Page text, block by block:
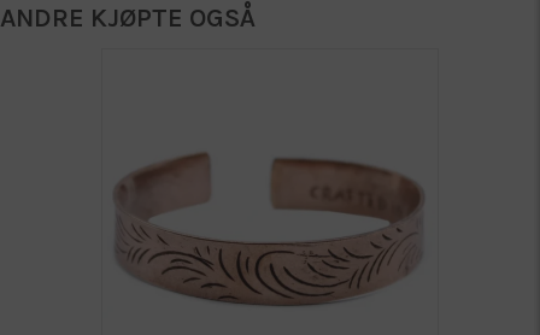
ANDRE KJØPTE OGSÅ